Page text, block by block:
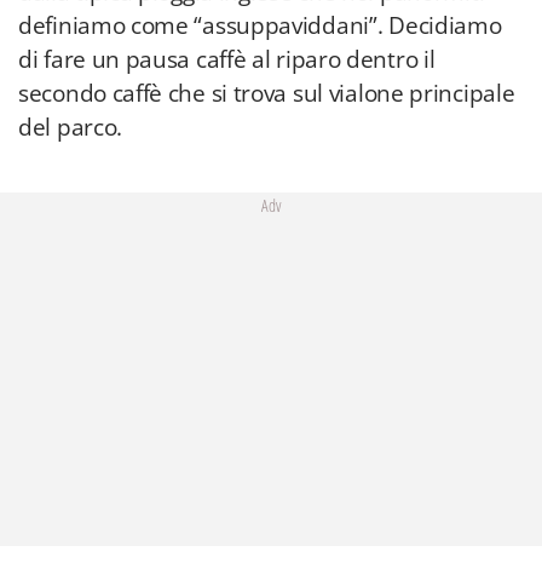
definiamo come “assuppaviddani”. Decidiamo
di fare un pausa caffè al riparo dentro il
secondo caffè che si trova sul vialone principale
del parco.
Adv